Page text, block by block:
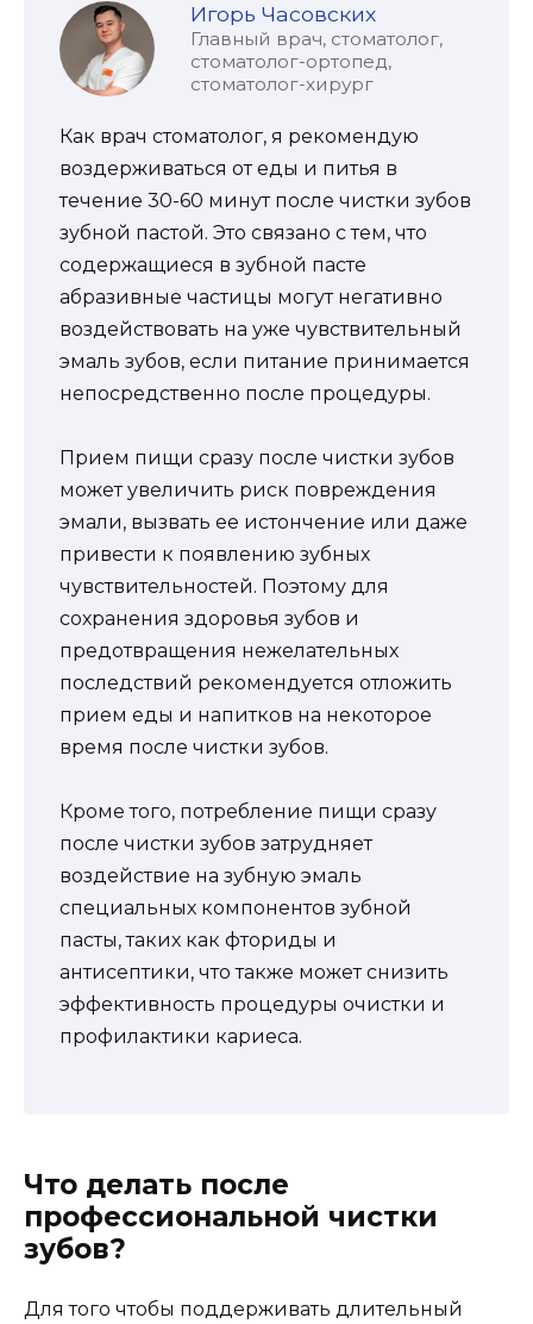
Игорь Часовских
Главный врач, стоматолог,
стоматолог-ортопед,
стоматолог-хирург
Как врач стоматолог, я рекомендую
воздерживаться от еды и питья в
течение 30-60 минут после чистки зубов
зубной пастой. Это связано с тем, что
содержащиеся в зубной пасте
абразивные частицы могут негативно
воздействовать на уже чувствительный
эмаль зубов, если питание принимается
непосредственно после процедуры.
Прием пищи сразу после чистки зубов
может увеличить риск повреждения
эмали, вызвать ее истончение или даже
привести к появлению зубных
чувствительностей. Поэтому для
сохранения здоровья зубов и
предотвращения нежелательных
последствий рекомендуется отложить
прием еды и напитков на некоторое
время после чистки зубов.
Кроме того, потребление пищи сразу
после чистки зубов затрудняет
воздействие на зубную эмаль
специальных компонентов зубной
пасты, таких как фториды и
антисептики, что также может снизить
эффективность процедуры очистки и
профилактики кариеса.
Что делать после
профессиональной чистки
зубов?
Для того чтобы поддерживать длительный